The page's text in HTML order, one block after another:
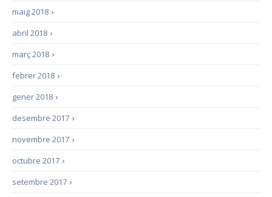
›
maig 2018
›
abril 2018
›
març 2018
›
febrer 2018
›
gener 2018
›
desembre 2017
›
novembre 2017
›
octubre 2017
›
setembre 2017